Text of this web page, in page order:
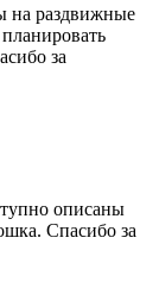
на раздвижные
за
описаны
Спасибо за